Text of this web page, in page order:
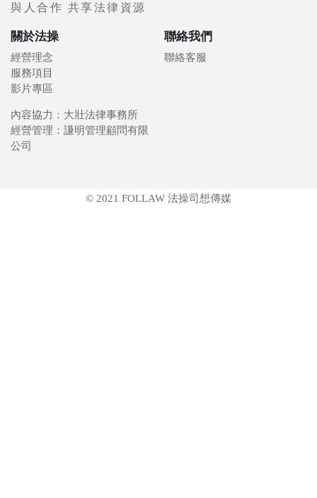
與人合作 共享法律資源
關於法操
經營理念
服務項目
影片專區
聯絡我們
聯絡客服
內容協力：大壯法律事務所
經營管理：謙明管理顧問有限
公司
© 2021 FOLLAW 法操司想傳媒